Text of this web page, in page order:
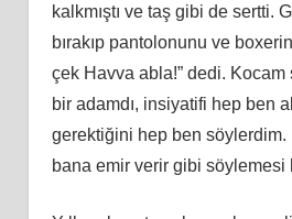
kalkmıştı ve taş gibi de sertti.
bırakıp pantolonunu ve
çek Havva abla!” dedi. Kocam
bir adamdı, insiyatifi hep ben
gerektiğini hep ben söylerdim.
bana emir verir gibi söylemesi